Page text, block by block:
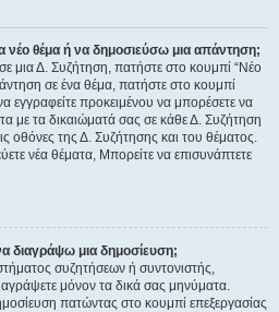
θέμα ή να δημοσιεύσω μια απάντηση;
μια Δ. Συζήτηση, πατήστε στο κουμπί “Νέο
σε ένα θέμα, πατήστε στο κουμπί
εγγραφείτε προκειμένου να μπορέσετε να
με τα δικαιώματά σας σε κάθε Δ. Συζήτηση
οθόνες της Δ. Συζήτησης και του θέματος.
νέα θέματα, Μπορείτε να επισυνάπτετε
διαγράψω μια δημοσίευση;
συζητήσεων ή συντονιστής,
μόνον τα δικά σας μηνύματα.
πατώντας στο κουμπί επεξεργασίας